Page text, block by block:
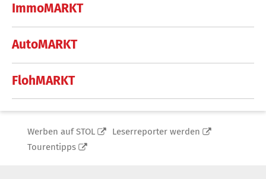
ImmoMARKT
AutoMARKT
FlohMARKT
Werben auf STOL
Leserreporter werden
Tourentipps